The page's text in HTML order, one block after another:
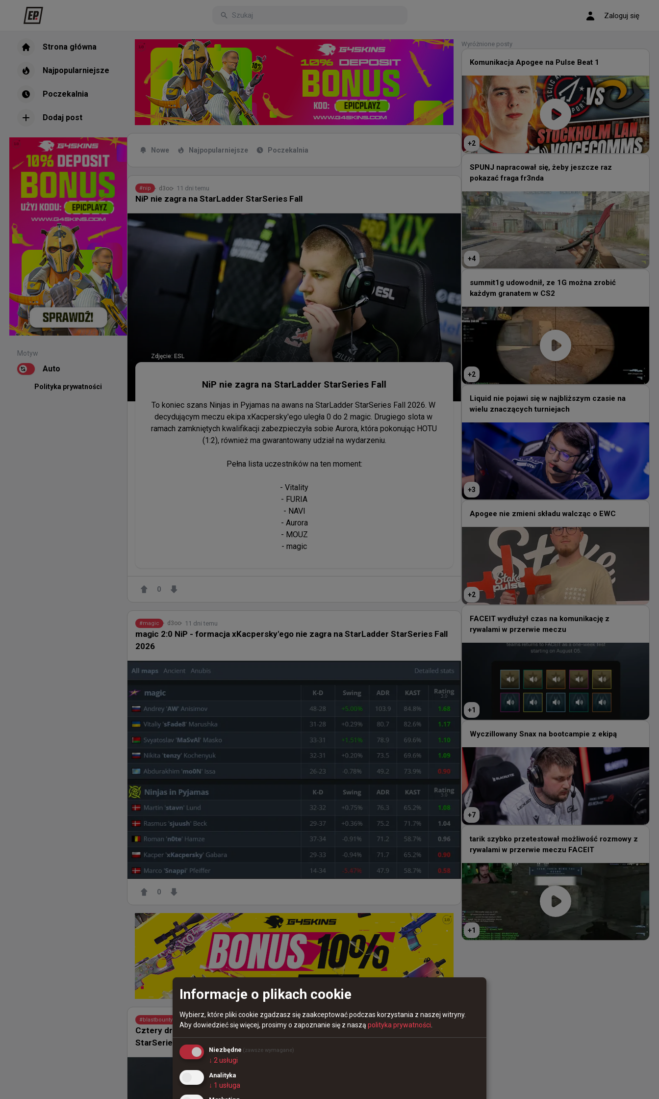
Zaloguj się
Strona główna
Najpopularniejsze
Poczekalnia
Dodaj post
Motyw
Auto
Polityka prywatności
Nowe Najpopularniejsze Poczekalnia
#nip d3oo 11 dni temu
NiP nie zagra na StarLadder StarSeries Fall
Zdjęcie: ESL
NiP nie zagra na StarLadder StarSeries Fall
To koniec szans Ninjas in Pyjamas na awans na StarLadder StarSeries Fall 2026. W
decydującym meczu ekipa xKacpersky'ego uległa 0 do 2 magic. Drugiego slota w
ramach zamkniętych kwalifikacji zabezpieczyła sobie Aurora, która pokonując HOTU
(1:2), również ma gwarantowany udział na wydarzeniu.
Pełna lista uczestników na ten moment:
- Vitality
- FURIA
- NAVI
- Aurora
- MOUZ
0
#magic d3oo 11 dni temu
magic 2:0 NiP - formacja xKacpersky'ego nie zagra na StarLadder StarSeries Fall
2026
0
#blastbounty d3oo 11 dni temu
Cztery drużyny i tylko dwa miejsca - kto zapewni sobie awans na StarLadder
StarSeries Fall 2026
Wyróżnione posty
Komunikacja Apogee na Pulse Beat 1
+2
SPUNJ napracował się, żeby jeszcze raz
pokazać fraga fr3nda
+4
summit1g udowodnił, ze 1G można zrobić
każdym granatem w CS2
+2
Liquid nie pojawi się w najbliższym czasie na
wielu znaczących turniejach
+3
Apogee nie zmieni składu walcząc o EWC
+2
FACEIT wydłużył czas na komunikację z
rywalami w przerwie meczu
+1
Wyczillowany Snax na bootcampie z ekipą
+7
tarik szybko przetestował możliwość rozmowy z
rywalami w przerwie meczu FACEIT
+1
Informacje o plikach cookie
Wybierz, które pliki cookie zgadzasz się zaakceptować podczas korzystania z naszej witryny.
Aby dowiedzieć się więcej, prosimy o zapoznanie się z naszą polityka prywatności
Niezbędne (zawsze wymagane)
↓ 2 usługi
Analityka
↓ 1 usługa